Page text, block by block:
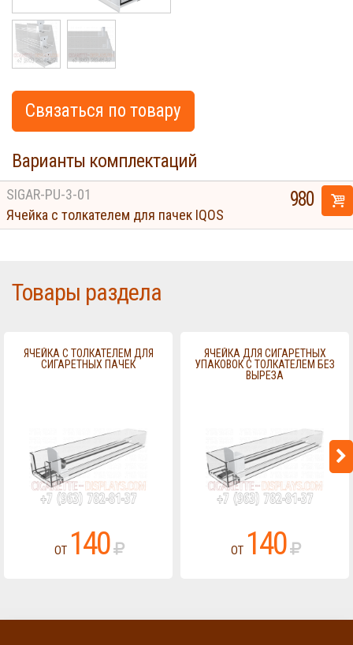
Cigarette
Связаться по товару
Варианты комплектаций
SIGAR-PU-3-01
Ячейка с толкателем для пачек IQOS
980
Товары раздела
ЯЧЕЙКА С ТОЛКАТЕЛЕМ ДЛЯ
СИГАРЕТНЫХ ПАЧЕК
ОТ 140
ЯЧЕЙКА ДЛЯ СИГАРЕТНЫХ
УПАКОВОК С ТОЛКАТЕЛЕМ БЕЗ
ВЫРЕЗА
ОТ 140